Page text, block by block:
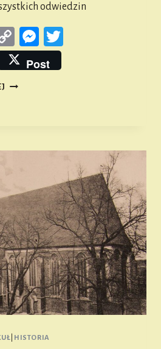
odwiedzin
Copy
Link
Messenger
Post
SPACER
HISTORIA